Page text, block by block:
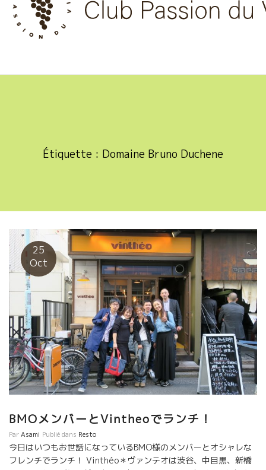
Skip
content
Étiquette : Domaine Bruno Duchene
25
Oct
BMOメンバーとVintheoでランチ！
ParAsami Publié dans Resto
今日はいつもお世話になっているBMO様のメンバーとオシャレな
フレンチでランチ！ Vinthéo＊ヴァンテオは渋谷、中目黒、新橋